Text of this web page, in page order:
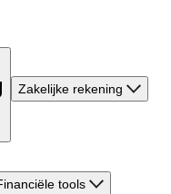
Zakelijke rekening
tools